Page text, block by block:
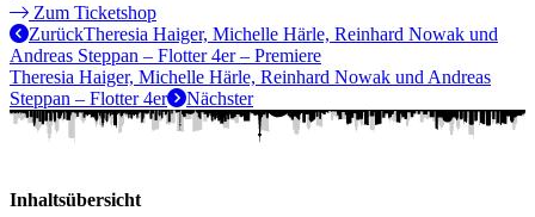
Zum Ticketshop
ZurückTheresia Haiger, Michelle Härle, Reinhard Nowak und
Andreas Steppan – Flotter 4er – Premiere
Theresia Haiger, Michelle Härle, Reinhard Nowak und Andreas
Steppan – Flotter 4er
Nächster
Inhaltsübersicht